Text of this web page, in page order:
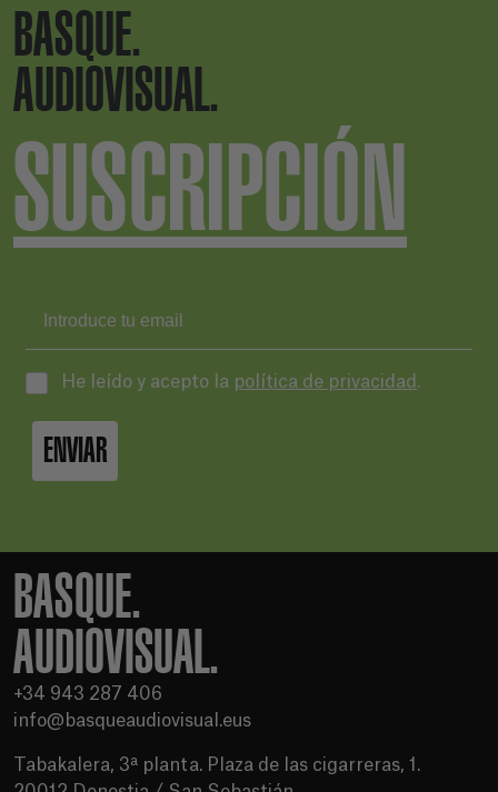
BASQUE.
AUDIOVISUAL.
SUSCRIPCIÓN
He leído y acepto la política de privacidad .
ENVIAR
BASQUE.
AUDIOVISUAL.
+34 943 287 406
info@basqueaudiovisual.eus
Tabakalera, 3ª planta. Plaza de las cigarreras, 1.